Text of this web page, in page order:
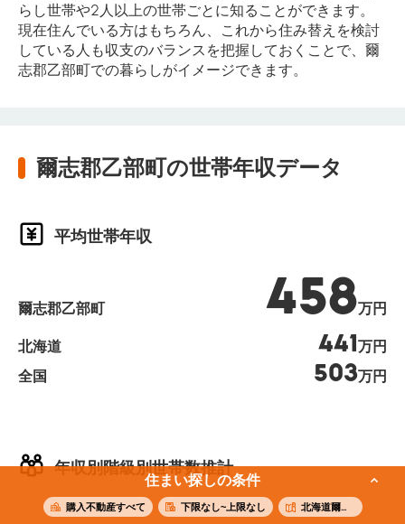
住まい探しの条件
購入不動産すべて 下限なし~上限なし 北海道爾志郡乙部町
らし世帯や2人以上の世帯ごとに知ることができます。
現在住んでいる方はもちろん、これから住み替えを検討
している人も収支のバランスを把握しておくことで、爾
志郡乙部町での暮らしがイメージできます。
爾志郡乙部町の世帯年収データ
年収別階級別世帯数推計
平均世帯年収
爾志郡乙部町 458万円
北海道 441 万円
全国
503万円